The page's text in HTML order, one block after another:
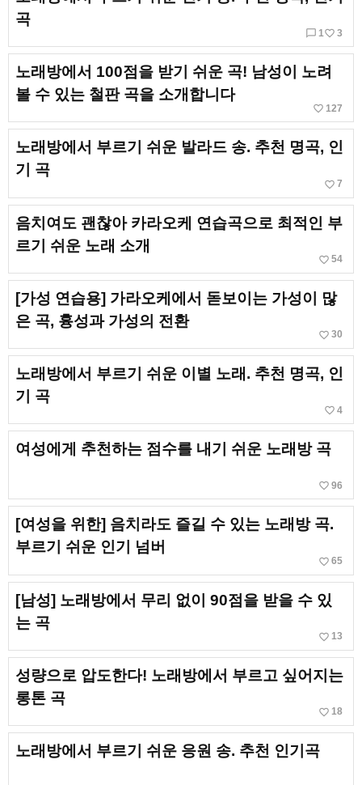
곡
chat_bubble_outline 1 favorite_border 3
노래방에서 100점을 받기 쉬운 곡! 남성이 노려
볼 수 있는 철판 곡을 소개합니다
favorite_border 127
노래방에서 부르기 쉬운 발라드 송. 추천 명곡, 인
기 곡
favorite_border 7
음치여도 괜찮아 카라오케 연습곡으로 최적인 부
르기 쉬운 노래 소개
favorite_border 54
[가성 연습용] 가라오케에서 돋보이는 가성이 많
은 곡, 흉성과 가성의 전환
favorite_border 30
노래방에서 부르기 쉬운 이별 노래. 추천 명곡, 인
기 곡
favorite_border 4
여성에게 추천하는 점수를 내기 쉬운 노래방 곡
favorite_border 96
[여성을 위한] 음치라도 즐길 수 있는 노래방 곡.
부르기 쉬운 인기 넘버
favorite_border 65
[남성] 노래방에서 무리 없이 90점을 받을 수 있
는 곡
favorite_border 13
성량으로 압도한다! 노래방에서 부르고 싶어지는
롱톤 곡
favorite_border 18
노래방에서 부르기 쉬운 응원 송. 추천 인기곡